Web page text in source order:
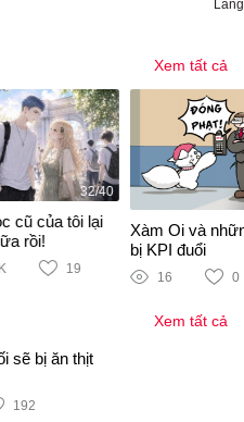
Xem tất cả
32/40
cũ của tôi lại
rồi!
19
Xàm Oi và
bị KPI đuổi
16 0
Xem tất cả
sẽ bị ăn thịt
192